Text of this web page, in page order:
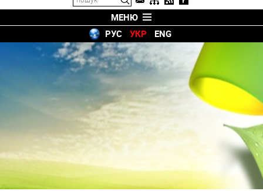
МЕНЮ
РУС
УКР ENG